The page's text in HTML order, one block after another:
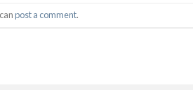
post a comment.